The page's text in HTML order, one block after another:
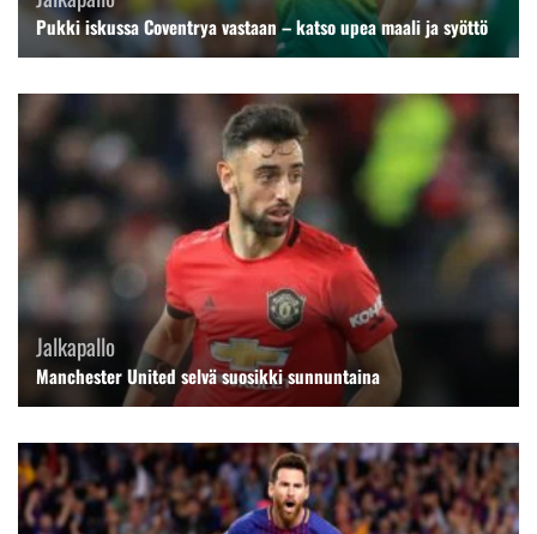
Pukki iskussa Coventrya vastaan – katso upea maali ja syöttö
Jalkapallo
Manchester United selvä suosikki sunnuntaina